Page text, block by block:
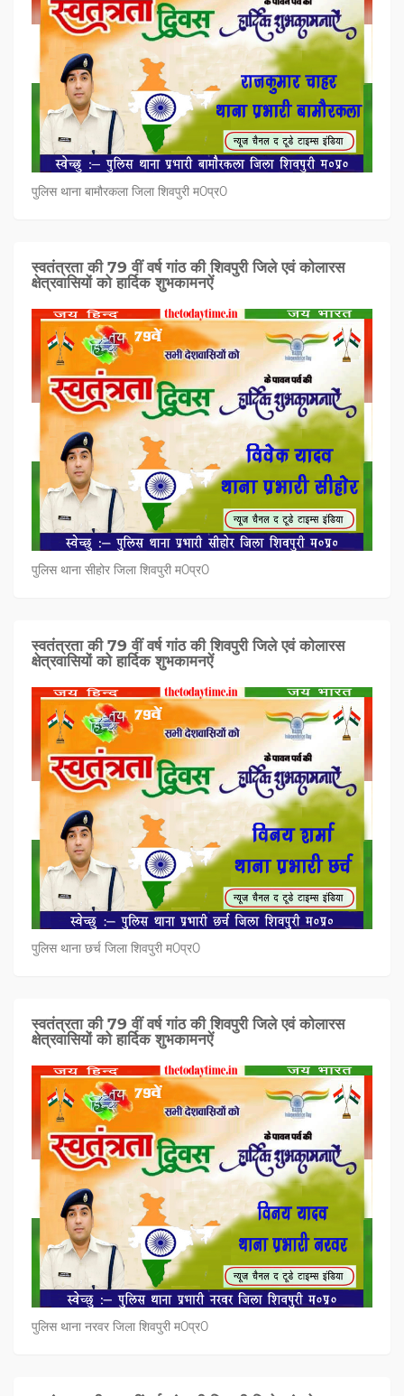
पुलिस थाना बामौरकला जिला शिवपुरी म0प्र0
स्वतंत्रता की 79 वीं वर्ष गांठ की शिवपुरी जिले एवं कोलारस
क्षेत्रवासियों को हार्दिक शुभकामनऐं
पुलिस थाना सीहोर जिला शिवपुरी म0प्र0
स्वतंत्रता की 79 वीं वर्ष गांठ की शिवपुरी जिले एवं कोलारस
क्षेत्रवासियों को हार्दिक शुभकामनऐं
पुलिस थाना छर्च जिला शिवपुरी म0प्र0
स्वतंत्रता की 79 वीं वर्ष गांठ की शिवपुरी जिले एवं कोलारस
क्षेत्रवासियों को हार्दिक शुभकामनऐं
पुलिस थाना नरवर जिला शिवपुरी म0प्र0